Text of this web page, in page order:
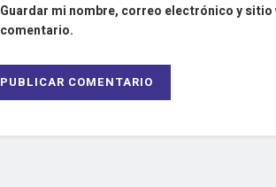
Guardar mi nombre, correo electrónico y sitio
comentario.